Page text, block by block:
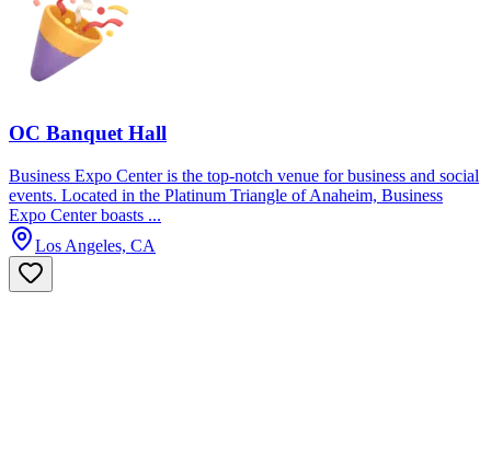
OC Banquet Hall
Business Expo Center is the top-notch venue for business and social
events. Located in the Platinum Triangle of Anaheim, Business
Expo Center boasts ...
Los Angeles, CA